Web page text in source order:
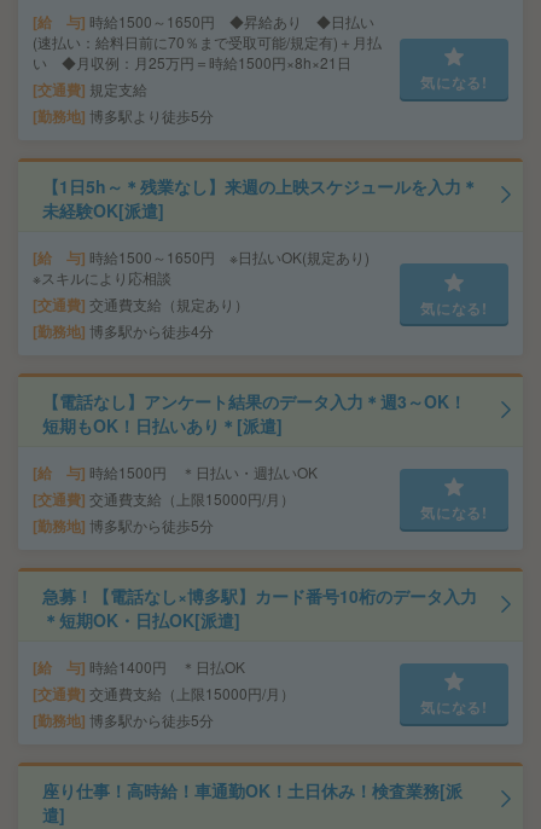
給 与 時給1500～1650円 ◆昇給あり ◆日払い
(速払い：給料日前に70％まで受取可能/規定有)＋月払
い ◆月収例：月25万円＝時給1500円×8h×21日
交通費 規定支給
勤務地 博多駅より徒歩5分
気になる!
【1日5h～＊残業なし】来週の上映スケジュールを入力＊
未経験OK[派遣]
給 与 時給1500～1650円 ※日払いOK(規定あり)
※スキルにより応相談
交通費 交通費支給（規定あり）
勤務地 博多駅から徒歩4分
気になる!
【電話なし】アンケート結果のデータ入力＊週3～OK！
短期もOK！日払いあり＊[派遣]
給 与 時給1500円 ＊日払い・週払いOK
交通費 交通費支給（上限15000円/月）
勤務地 博多駅から徒歩5分
気になる!
急募！【電話なし×博多駅】カード番号10桁のデータ入力
＊短期OK・日払OK[派遣]
給 与 時給1400円 ＊日払OK
交通費 交通費支給（上限15000円/月）
勤務地 博多駅から徒歩5分
気になる!
座り仕事！高時給！車通勤OK！土日休み！検査業務[派
遣]